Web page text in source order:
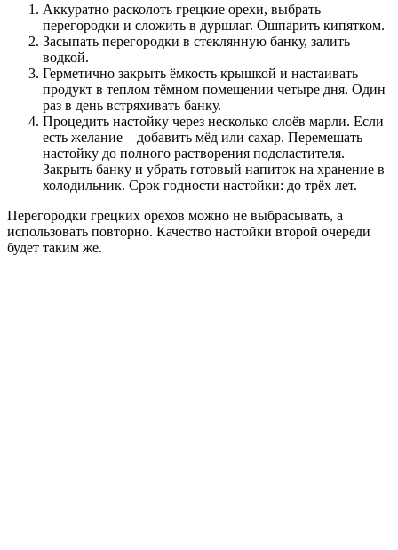
Аккуратно расколоть грецкие орехи, выбрать
перегородки и сложить в дуршлаг. Ошпарить кипятком.
Засыпать перегородки в стеклянную банку, залить
водкой.
Герметично закрыть ёмкость крышкой и настаивать
продукт в теплом тёмном помещении четыре дня. Один
раз в день встряхивать банку.
Процедить настойку через несколько слоёв марли. Если
есть желание – добавить мёд или сахар. Перемешать
настойку до полного растворения подсластителя.
Закрыть банку и убрать готовый напиток на хранение в
холодильник. Срок годности настойки: до трёх лет.
Перегородки грецких орехов можно не выбрасывать, а
использовать повторно. Качество настойки второй очереди
будет таким же.